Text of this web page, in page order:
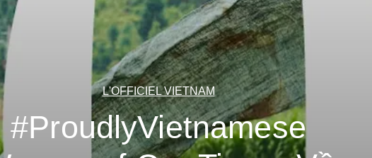
L'OFFICIEL VIETNAM
#ProudlyVietnamese